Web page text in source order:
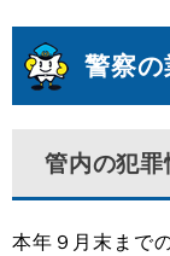
警察
管内の犯
本年９月末まで